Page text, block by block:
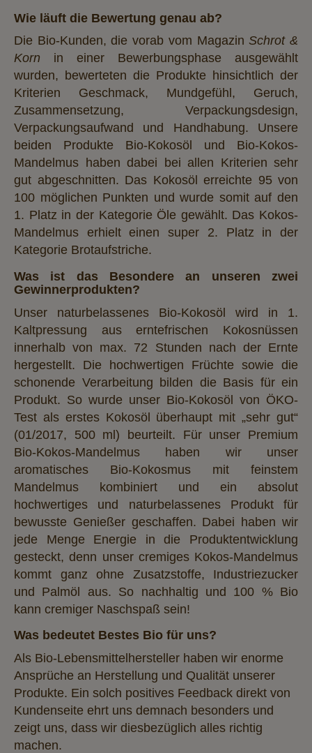
Wie läuft die Bewertung genau ab?
Die Bio-Kunden, die vorab vom MagazinSchrot &
Korn in einer Bewerbungsphase ausgewählt
wurden, bewerteten die Produkte hinsichtlich der
Kriterien Geschmack, Mundgefühl, Geruch,
Zusammensetzung, Verpackungsdesign,
Verpackungsaufwand und Handhabung. Unsere
beiden Produkte Bio-Kokosöl und Bio-Kokos-
Mandelmus haben dabei bei allen Kriterien sehr
gut abgeschnitten. Das Kokosöl erreichte 95 von
100 möglichen Punkten und wurde somit auf den
1. Platz in der Kategorie Öle gewählt. Das Kokos-
Mandelmus erhielt einen super 2. Platz in der
Kategorie Brotaufstriche.
Was ist das Besondere an unseren zwei
Gewinnerprodukten?
Unser naturbelassenes Bio-Kokosöl wird in 1.
Kaltpressung aus erntefrischen Kokosnüssen
innerhalb von max. 72 Stunden nach der Ernte
hergestellt. Die hochwertigen Früchte sowie die
schonende Verarbeitung bilden die Basis für ein
Produkt. So wurde unser Bio-Kokosöl von ÖKO-
Test als erstes Kokosöl überhaupt mit „sehr gut“
(01/2017, 500 ml) beurteilt. Für unser Premium
Bio-Kokos-Mandelmus haben wir unser
aromatisches Bio-Kokosmus mit feinstem
Mandelmus kombiniert und ein absolut
hochwertiges und naturbelassenes Produkt für
bewusste Genießer geschaffen. Dabei haben wir
jede Menge Energie in die Produktentwicklung
gesteckt, denn unser cremiges Kokos-Mandelmus
kommt ganz ohne Zusatzstoffe, Industriezucker
und Palmöl aus. So nachhaltig und 100 % Bio
kann cremiger Naschspaß sein!
Was bedeutet Bestes Bio für uns?
Als Bio-Lebensmittelhersteller haben wir enorme
Ansprüche an Herstellung und Qualität unserer
Produkte. Ein solch positives Feedback direkt von
Kundenseite ehrt uns demnach besonders und
zeigt uns, dass wir diesbezüglich alles richtig
machen.